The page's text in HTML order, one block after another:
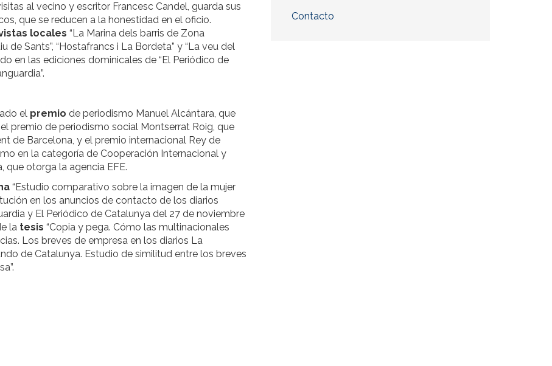
al vecino y escritor Francesc Candel, guarda sus
que se reducen a la honestidad en el oficio.
locales “La Marina dels barris de Zona
de Sants”, “Hostafrancs i La Bordeta” y “La veu del
en las ediciones dominicales de “El Periódico de
el premio de periodismo Manuel Alcántara, que
el premio de periodismo social Montserrat Roig, que
de Barcelona, y el premio internacional Rey de
en la categoría de Cooperación Internacional y
que otorga la agencia EFE.
“Estudio comparativo sobre la imagen de la mujer
en los anuncios de contacto de los diarios
y El Periódico de Catalunya del 27 de noviembre
la tesis “Copia y pega. Cómo las multinacionales
Los breves de empresa en los diarios La
de Catalunya. Estudio de similitud entre los breves
Contacto